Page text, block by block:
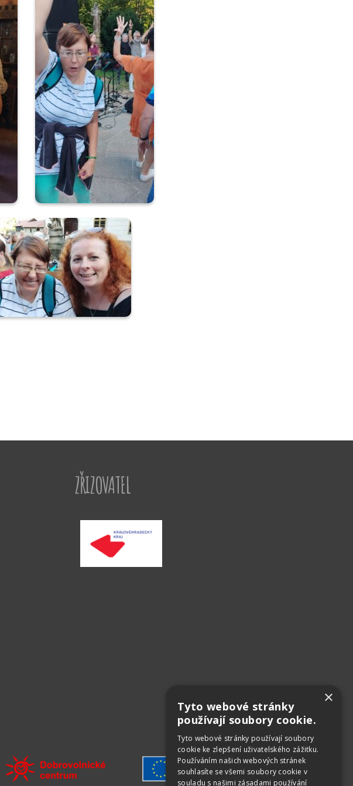
ZŘIZOVATEL
×
Tyto webové stránky
používají soubory cookie.
Tyto webové stránky používají soubory
cookie ke zlepšení uživatelského zážitku.
Používáním našich webových stránek
souhlasíte se všemi soubory cookie v
souladu s našimi zásadami používání